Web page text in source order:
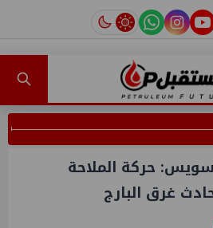
youtube
instagram
tiktok
حركة الملاحة
غرق البارج